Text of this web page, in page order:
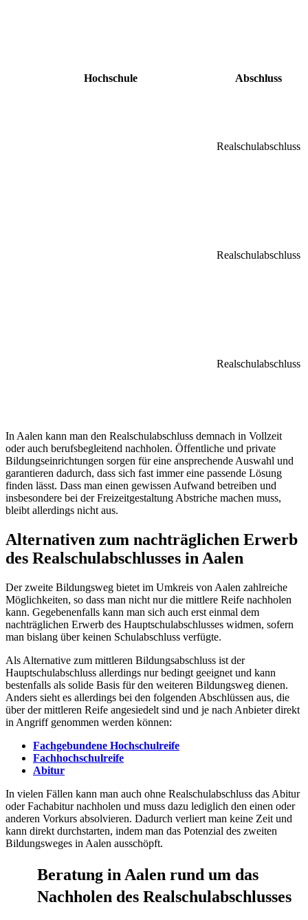
Hochschule Abschluss
Realschulabschluss
Realschulabschluss
Realschulabschluss
In Aalen kann man den Realschulabschluss demnach in Vollzeit
oder auch berufsbegleitend nachholen. Öffentliche und private
Bildungseinrichtungen sorgen für eine ansprechende Auswahl und
garantieren dadurch, dass sich fast immer eine passende Lösung
finden lässt. Dass man einen gewissen Aufwand betreiben und
insbesondere bei der Freizeitgestaltung Abstriche machen muss,
bleibt allerdings nicht aus.
Alternativen zum nachträglichen Erwerb
des Realschulabschlusses in Aalen
Der zweite Bildungsweg bietet im Umkreis von Aalen zahlreiche
Möglichkeiten, so dass man nicht nur die mittlere Reife nachholen
kann. Gegebenenfalls kann man sich auch erst einmal dem
nachträglichen Erwerb des Hauptschulabschlusses widmen, sofern
man bislang über keinen Schulabschluss verfügte.
Als Alternative zum mittleren Bildungsabschluss ist der
Hauptschulabschluss allerdings nur bedingt geeignet und kann
bestenfalls als solide Basis für den weiteren Bildungsweg dienen.
Anders sieht es allerdings bei den folgenden Abschlüssen aus, die
über der mittleren Reife angesiedelt sind und je nach Anbieter direkt
in Angriff genommen werden können:
Fachgebundene Hochschulreife
Fachhochschulreife
Abitur
In vielen Fällen kann man auch ohne Realschulabschluss das Abitur
oder Fachabitur nachholen und muss dazu lediglich den einen oder
anderen Vorkurs absolvieren. Dadurch verliert man keine Zeit und
kann direkt durchstarten, indem man das Potenzial des zweiten
Bildungsweges in Aalen ausschöpft.
Beratung in Aalen rund um das
Nachholen des Realschulabschlusses